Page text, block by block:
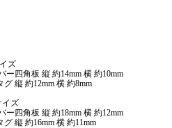
ズ
ー四角板 縦 約14mm 横 約10mm
グ 縦 約12mm 横 約8mm
ズ
ー四角板 縦 約18mm 横 約12mm
グ 縦 約16mm 横 約11mm